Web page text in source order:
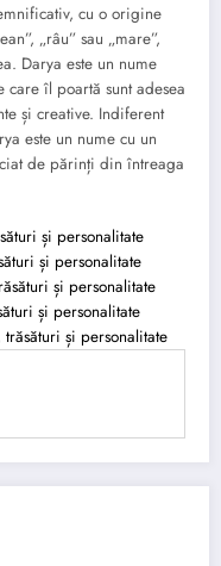
cu o origine
„râu” sau „mare”,
Darya este un nume
îl poartă sunt adesea
și creative. Indiferent
este un nume cu un
de părinți din întreaga
și personalitate
și personalitate
și personalitate
și personalitate
și personalitate